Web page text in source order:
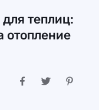
теплиц: